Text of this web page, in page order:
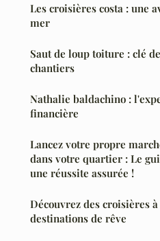
Les croisières costa : une
mer
Saut de loup toiture : clé
chantiers
Nathalie baldachino :
financière
Lancez votre propre
dans votre quartier : Le
une réussite assurée !
Découvrez des croisières
destinations de rêve